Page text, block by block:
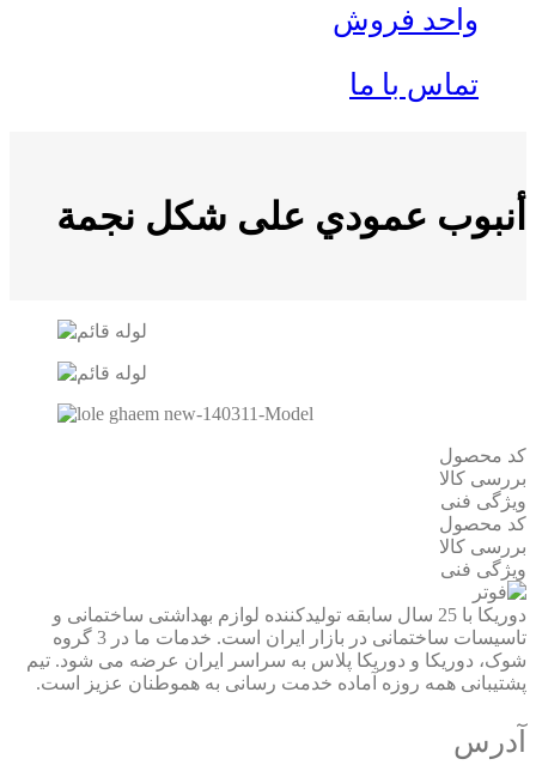
واحد فروش
تماس با ما
أنبوب عمودي على شكل نجمة
کد محصول
بررسی کالا
ویژگی فنی
کد محصول
بررسی کالا
ویژگی فنی
دوریکا با 25 سال سابقه تولیدکننده لوازم بهداشتی ساختمانی و
تاسیسات ساختمانی در بازار ایران است. خدمات ما در 3 گروه
شوک، دوریکا و دوریکا پلاس به سراسر ایران عرضه می شود. تیم
پشتیبانی همه روزه آماده خدمت رسانی به هموطنان عزیز است.
آدرس